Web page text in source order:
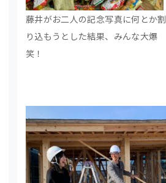
藤井がお二人の記念写真に何とか割
り込もうとした結果、みんな大爆
笑！